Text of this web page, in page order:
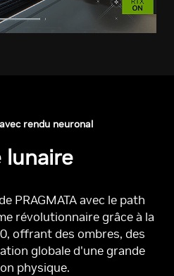
rendu neuronal
lunaire
PRAGMATA avec le path
révolutionnaire grâce à la
offrant des ombres, des
globale d'une grande
physique.